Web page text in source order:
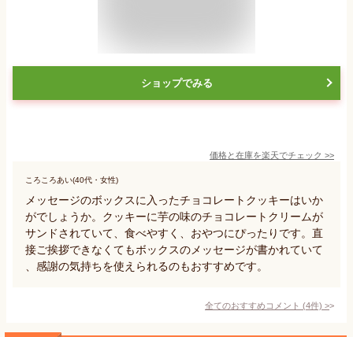
ショップでみる
価格と在庫を楽天でチェック >>
ころころあい(40代・女性)
メッセージのボックスに入ったチョコレートクッキーはいか
がでしょうか。クッキーに芋の味のチョコレートクリームが
サンドされていて、食べやすく、おやつにぴったりです。直
接ご挨拶できなくてもボックスのメッセージが書かれていて
、感謝の気持ちを使えられるのもおすすめです。
全てのおすすめコメント (4件) >